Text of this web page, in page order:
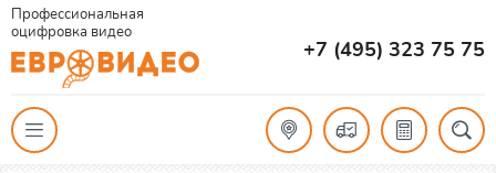
Профессиональная
оцифровка видео
+7 (495) 323 75 75